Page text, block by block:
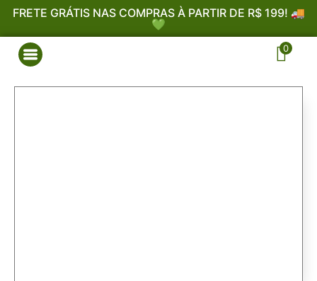
FRETE GRÁTIS NAS COMPRAS À PARTIR DE R$ 199! 🚚
💚
0